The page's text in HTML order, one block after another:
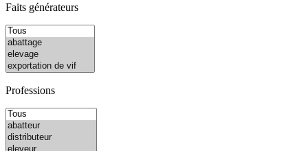
Faits générateurs
Professions